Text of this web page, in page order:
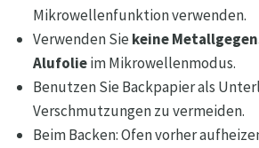
Mikrowellenfunktion verwenden.
Verwenden Sie keine
Alufolieim Mikrowellenmodus.
Benutzen Sie Backpapier als
Verschmutzungen zu vermeiden.
Beim Backen: Ofen vorher